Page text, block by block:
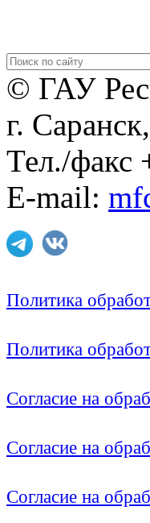
© ГАУ
г.
Тел./факс
E-mail:
Политика
Политика
Согласие на
Согласие на
Согласие на